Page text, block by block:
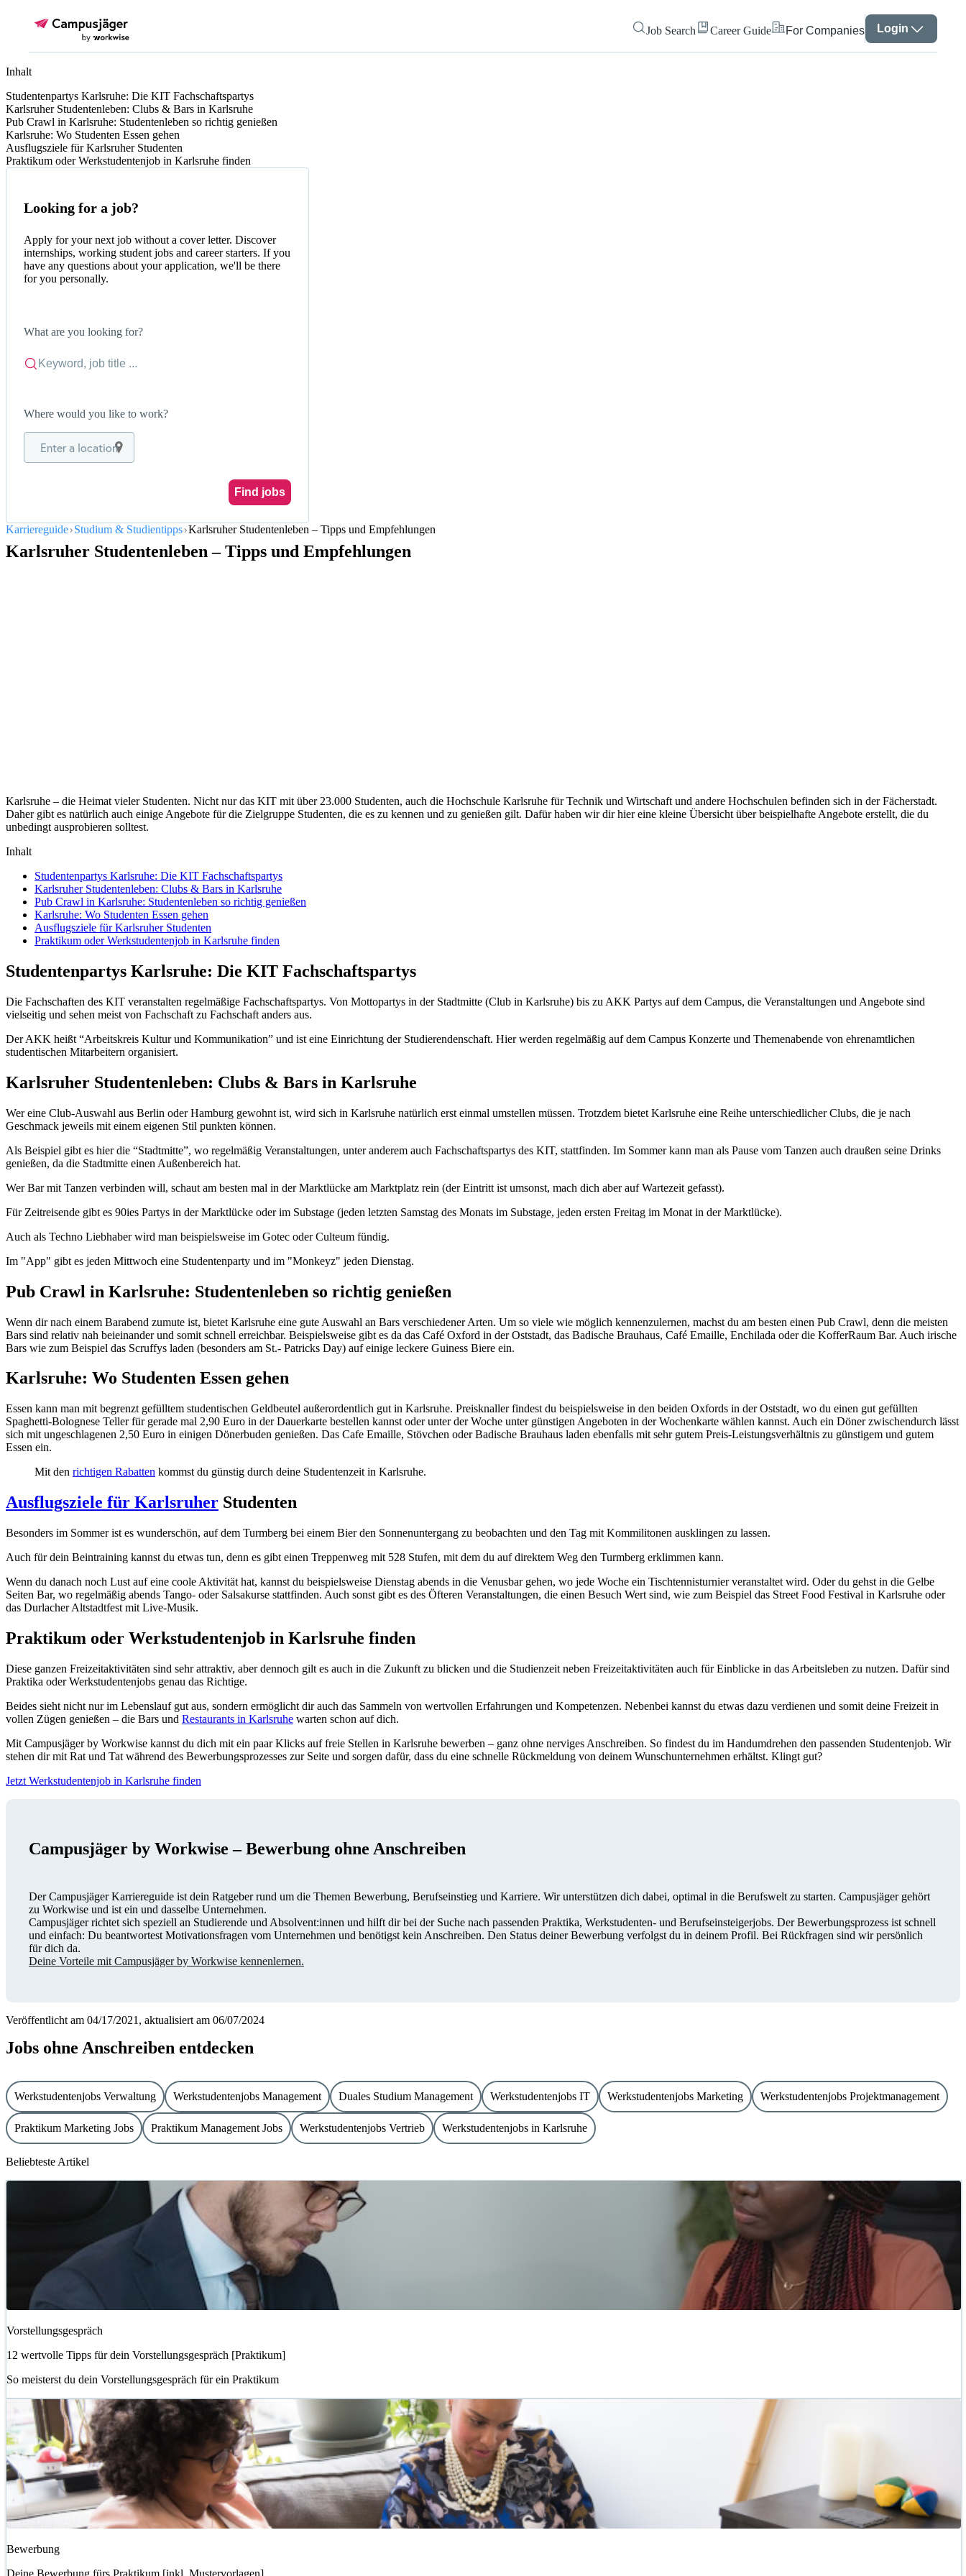
Job Search Career Guide For Companies Login
Inhalt
Studentenpartys Karlsruhe: Die KIT Fachschaftspartys
Karlsruher Studentenleben: Clubs & Bars in Karlsruhe
Pub Crawl in Karlsruhe: Studentenleben so richtig genießen
Karlsruhe: Wo Studenten Essen gehen
Ausflugsziele für Karlsruher Studenten
Praktikum oder Werkstudentenjob in Karlsruhe finden
Looking for a job?
Apply for your next job without a cover letter. Discover
internships, working student jobs and career starters. If you
have any questions about your application, we'll be there
for you personally.
What are you looking for?
Where would you like to work?
Enter a location
Find jobs
Karriereguide Studium & Studientipps Karlsruher Studentenleben – Tipps und Empfehlungen
Karlsruher Studentenleben – Tipps und Empfehlungen
Karlsruhe – die Heimat vieler Studenten. Nicht nur das KIT mit über 23.000 Studenten, auch die Hochschule Karlsruhe für Technik und Wirtschaft und andere Hochschulen befinden sich in der Fächerstadt.
Daher gibt es natürlich auch einige Angebote für die Zielgruppe Studenten, die es zu kennen und zu genießen gilt. Dafür haben wir dir hier eine kleine Übersicht über beispielhafte Angebote erstellt, die du
unbedingt ausprobieren solltest.
Inhalt
Studentenpartys Karlsruhe: Die KIT Fachschaftspartys
Karlsruher Studentenleben: Clubs & Bars in Karlsruhe
Pub Crawl in Karlsruhe: Studentenleben so richtig genießen
Karlsruhe: Wo Studenten Essen gehen
Ausflugsziele für Karlsruher Studenten
Praktikum oder Werkstudentenjob in Karlsruhe finden
Studentenpartys Karlsruhe: Die KIT Fachschaftspartys
Die Fachschaften des KIT veranstalten regelmäßige Fachschaftspartys. Von Mottopartys in der Stadtmitte (Club in Karlsruhe) bis zu AKK Partys auf dem Campus, die Veranstaltungen und Angebote sind
vielseitig und sehen meist von Fachschaft zu Fachschaft anders aus.
Der AKK heißt “Arbeitskreis Kultur und Kommunikation” und ist eine Einrichtung der Studierendenschaft. Hier werden regelmäßig auf dem Campus Konzerte und Themenabende von ehrenamtlichen
studentischen Mitarbeitern organisiert.
Karlsruher Studentenleben: Clubs & Bars in Karlsruhe
Wer eine Club-Auswahl aus Berlin oder Hamburg gewohnt ist, wird sich in Karlsruhe natürlich erst einmal umstellen müssen. Trotzdem bietet Karlsruhe eine Reihe unterschiedlicher Clubs, die je nach
Geschmack jeweils mit einem eigenen Stil punkten können.
Als Beispiel gibt es hier die “Stadtmitte”, wo regelmäßig Veranstaltungen, unter anderem auch Fachschaftspartys des KIT, stattfinden. Im Sommer kann man als Pause vom Tanzen auch draußen seine Drinks
genießen, da die Stadtmitte einen Außenbereich hat.
Wer Bar mit Tanzen verbinden will, schaut am besten mal in der Marktlücke am Marktplatz rein (der Eintritt ist umsonst, mach dich aber auf Wartezeit gefasst).
Für Zeitreisende gibt es 90ies Partys in der Marktlücke oder im Substage (jeden letzten Samstag des Monats im Substage, jeden ersten Freitag im Monat in der Marktlücke).
Auch als Techno Liebhaber wird man beispielsweise im Gotec oder Culteum fündig.
Im "App" gibt es jeden Mittwoch eine Studentenparty und im "Monkeyz" jeden Dienstag.
Pub Crawl in Karlsruhe: Studentenleben so richtig genießen
Wenn dir nach einem Barabend zumute ist, bietet Karlsruhe eine gute Auswahl an Bars verschiedener Arten. Um so viele wie möglich kennenzulernen, machst du am besten einen Pub Crawl, denn die meisten
Bars sind relativ nah beieinander und somit schnell erreichbar. Beispielsweise gibt es da das Café Oxford in der Oststadt, das Badische Brauhaus, Café Emaille, Enchilada oder die KofferRaum Bar. Auch irische
Bars wie zum Beispiel das Scruffys laden (besonders am St.- Patricks Day) auf einige leckere Guiness Biere ein.
Karlsruhe: Wo Studenten Essen gehen
Essen kann man mit begrenzt gefülltem studentischen Geldbeutel außerordentlich gut in Karlsruhe. Preisknaller findest du beispielsweise in den beiden Oxfords in der Oststadt, wo du einen gut gefüllten
Spaghetti-Bolognese Teller für gerade mal 2,90 Euro in der Dauerkarte bestellen kannst oder unter der Woche unter günstigen Angeboten in der Wochenkarte wählen kannst. Auch ein Döner zwischendurch lässt
sich mit ungeschlagenen 2,50 Euro in einigen Dönerbuden genießen. Das Cafe Emaille, Stövchen oder Badische Brauhaus laden ebenfalls mit sehr gutem Preis-Leistungsverhältnis zu günstigem und gutem
Essen ein.
Mit den richtigen Rabatten kommst du günstig durch deine Studentenzeit in Karlsruhe.
Ausflugsziele für Karlsruher Studenten
Besonders im Sommer ist es wunderschön, auf dem Turmberg bei einem Bier den Sonnenuntergang zu beobachten und den Tag mit Kommilitonen ausklingen zu lassen.
Auch für dein Beintraining kannst du etwas tun, denn es gibt einen Treppenweg mit 528 Stufen, mit dem du auf direktem Weg den Turmberg erklimmen kann.
Wenn du danach noch Lust auf eine coole Aktivität hat, kannst du beispielsweise Dienstag abends in die Venusbar gehen, wo jede Woche ein Tischtennisturnier veranstaltet wird. Oder du gehst in die Gelbe
Seiten Bar, wo regelmäßig abends Tango- oder Salsakurse stattfinden. Auch sonst gibt es des Öfteren Veranstaltungen, die einen Besuch Wert sind, wie zum Beispiel das Street Food Festival in Karlsruhe oder
das Durlacher Altstadtfest mit Live-Musik.
Praktikum oder Werkstudentenjob in Karlsruhe finden
Diese ganzen Freizeitaktivitäten sind sehr attraktiv, aber dennoch gilt es auch in die Zukunft zu blicken und die Studienzeit neben Freizeitaktivitäten auch für Einblicke in das Arbeitsleben zu nutzen. Dafür sind
Praktika oder Werkstudentenjobs genau das Richtige.
Beides sieht nicht nur im Lebenslauf gut aus, sondern ermöglicht dir auch das Sammeln von wertvollen Erfahrungen und Kompetenzen. Nebenbei kannst du etwas dazu verdienen und somit deine Freizeit in
vollen Zügen genießen – die Bars und Restaurants in Karlsruhe warten schon auf dich.
Mit Campusjäger by Workwise kannst du dich mit ein paar Klicks auf freie Stellen in Karlsruhe bewerben – ganz ohne nerviges Anschreiben. So findest du im Handumdrehen den passenden Studentenjob. Wir
stehen dir mit Rat und Tat während des Bewerbungsprozesses zur Seite und sorgen dafür, dass du eine schnelle Rückmeldung von deinem Wunschunternehmen erhältst. Klingt gut?
Jetzt Werkstudentenjob in Karlsruhe finden
Campusjäger by Workwise – Bewerbung ohne Anschreiben
Der Campusjäger Karriereguide ist dein Ratgeber rund um die Themen Bewerbung, Berufseinstieg und Karriere. Wir unterstützen dich dabei, optimal in die Berufswelt zu starten. Campusjäger gehört
zu Workwise und ist ein und dasselbe Unternehmen.
Campusjäger richtet sich speziell an Studierende und Absolvent:innen und hilft dir bei der Suche nach passenden Praktika, Werkstudenten- und Berufseinsteigerjobs. Der Bewerbungsprozess ist schnell
und einfach: Du beantwortest Motivationsfragen vom Unternehmen und benötigst kein Anschreiben. Den Status deiner Bewerbung verfolgst du in deinem Profil. Bei Rückfragen sind wir persönlich
für dich da.
Deine Vorteile mit Campusjäger by Workwise kennenlernen.
Veröffentlicht am 04/17/2021, aktualisiert am 06/07/2024
Jobs ohne Anschreiben entdecken
Werkstudentenjobs Verwaltung Werkstudentenjobs Management Duales Studium Management Werkstudentenjobs IT Werkstudentenjobs Marketing Werkstudentenjobs Projektmanagement
Praktikum Marketing Jobs Praktikum Management Jobs Werkstudentenjobs Vertrieb Werkstudentenjobs in Karlsruhe
Beliebteste Artikel
Vorstellungsgespräch
12 wertvolle Tipps für dein Vorstellungsgespräch [Praktikum]
So meisterst du dein Vorstellungsgespräch für ein Praktikum
Bewerbung
Deine Bewerbung fürs Praktikum [inkl. Mustervorlagen]